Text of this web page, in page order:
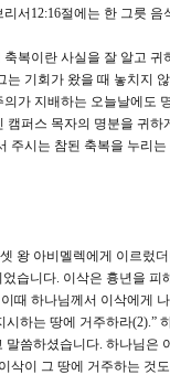
서12:16절에는 한 그릇 음
복이란 사실을 잘 알고 귀
기회가 왔을 때 놓치지
가 지배하는 오늘날에도
퍼스 목자의 명분을 귀하
시는 참된 축복을 누리는
왕 아비멜렉에게 이르렀
습니다. 이삭은 흉년을 피
때 하나님께서 이삭에게
하는 땅에 거주하라(2).”
씀하셨습니다. 하나님은
삭이 그 땅에 거주하는 것